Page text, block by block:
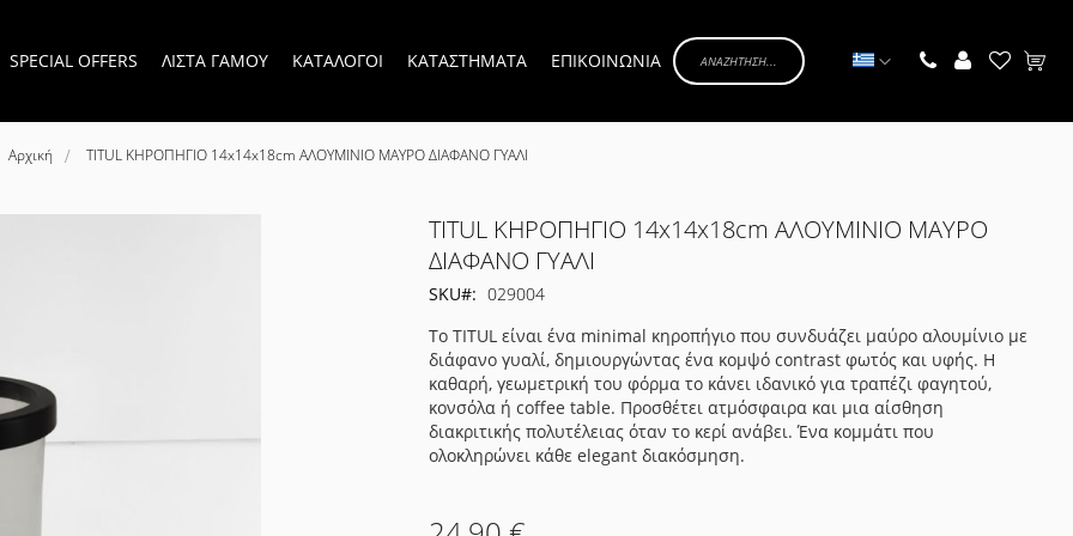
SPECIAL OFFERS ΛΙΣΤΑ ΓΑΜΟΥ ΚΑΤΑΛΟΓΟΙ ΚΑΤΑΣΤΗΜΑΤΑ ΕΠΙΚΟΙΝΩΝΙΑ
Γλώσσα
Αρχική TITUL ΚΗΡΟΠΗΓΙΟ 14x14x18cm ΑΛΟΥΜΙΝΙΟ ΜΑΥΡΟ ΔΙΑΦΑΝΟ ΓΥΑΛΙ
TITUL ΚΗΡΟΠΗΓΙΟ 14x14x18cm ΑΛΟΥΜΙΝΙΟ ΜΑΥΡΟ
ΔΙΑΦΑΝΟ ΓΥΑΛΙ
SKU
029004
Το TITUL είναι ένα minimal κηροπήγιο που συνδυάζει μαύρο αλουμίνιο με
διάφανο γυαλί, δημιουργώντας ένα κομψό contrast φωτός και υφής. Η
καθαρή, γεωμετρική του φόρμα το κάνει ιδανικό για τραπέζι φαγητού,
κονσόλα ή coffee table. Προσθέτει ατμόσφαιρα και μια αίσθηση
διακριτικής πολυτέλειας όταν το κερί ανάβει. Ένα κομμάτι που
ολοκληρώνει κάθε elegant διακόσμηση.